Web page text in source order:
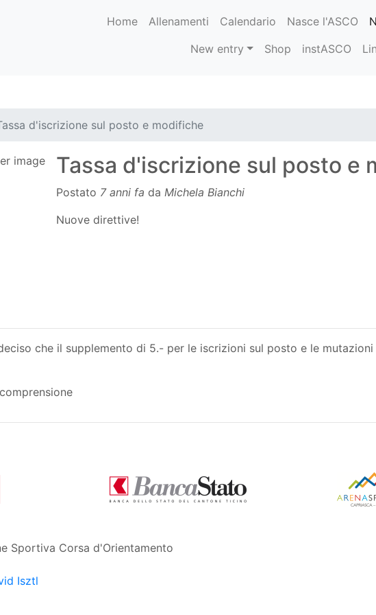
Home Allenamenti Calendario Nasce l'ASCO
New entry
Shop instASCO
d'iscrizione sul posto e modifiche
Tassa d'iscrizione sul posto e
Postato 7 anni fa da Michela Bianchi
Nuove direttive!
che il supplemento di 5.- per le iscrizioni sul posto e le
Sportiva Corsa d'Orientamento
Isztl